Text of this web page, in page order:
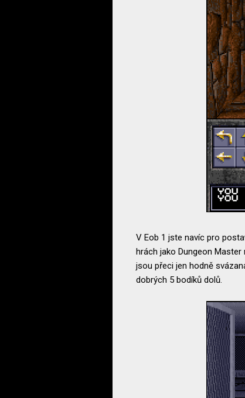
V Eob 1 jste navíc pro
hrách jako Dungeon Master
jsou přeci jen hodně
dobrých 5 bodíků dolů.